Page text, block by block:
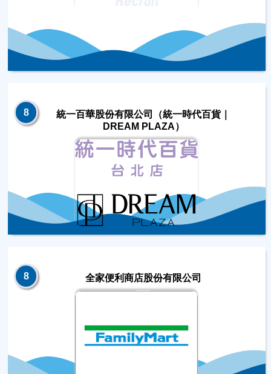
8
統一百華股份有限公司（統一時代百貨｜
DREAM PLAZA）
8 全家便利商店股份有限公司